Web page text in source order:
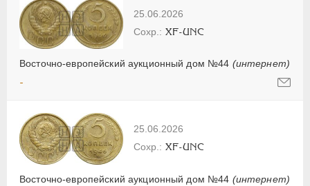
25.06.2026
Восточно-европейский аукционный дом №44 (интернет)
XF-UNC
-
25.06.2026
Восточно-европейский аукционный дом №44 (интернет)
XF-UNC